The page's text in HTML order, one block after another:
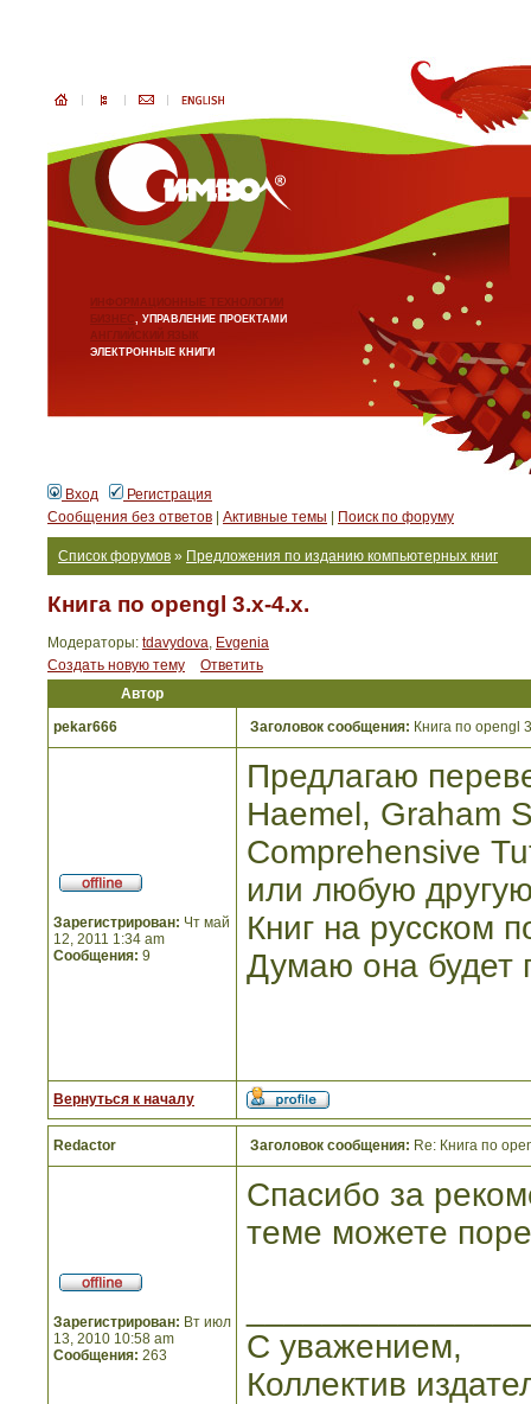
ИНФОРМАЦИОННЫЕ ТЕХНОЛОГИИ
БИЗНЕС, УПРАВЛЕНИЕ ПРОЕКТАМИ
АНГЛИЙСКИЙ ЯЗЫК
ЭЛЕКТРОННЫЕ КНИГИ
Вход
Регистрация
Сообщения без ответов
Активные темы Поиск по форуму
Список форумов » Предложения по изданию компьютерных книг
Книга по opengl 3.x-4.x.
Модераторы: tdavydova, Evgenia
Создать новую тему
Ответить
Автор
pekar666
Заголовок сообщения: Книга по opengl
Зарегистрирован: Чт май
12, 2011 1:34 am
Сообщения: 9
Предлагаю
Haemel, Graham
Comprehensive
или любую
Книг на русском
Думаю она будет
Вернуться к началу
Redactor Заголовок сообщения: Re: Книга по
Зарегистрирован: Вт июл
13, 2010 10:58 am
Сообщения: 263
Спасибо за
теме можете
С уважением,
Коллектив